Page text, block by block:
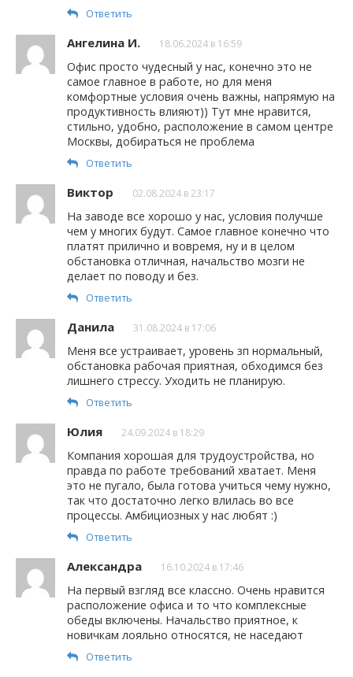
Ответить
Ангелина И. 18.06.2024 в 16:59
Офис просто чудесный у нас, конечно это не
самое главное в работе, но для меня
комфортные условия очень важны, напрямую на
продуктивность влияют)) Тут мне нравится,
стильно, удобно, расположение в самом центре
Москвы, добираться не проблема
Ответить
Виктор 02.08.2024 в 23:17
На заводе все хорошо у нас, условия получше
чем у многих будут. Самое главное конечно что
платят прилично и вовремя, ну и в целом
обстановка отличная, начальство мозги не
делает по поводу и без.
Ответить
Данила 31.08.2024 в 17:06
Меня все устраивает, уровень зп нормальный,
обстановка рабочая приятная, обходимся без
лишнего стрессу. Уходить не планирую.
Ответить
Юлия 24.09.2024 в 18:29
Компания хорошая для трудоустройства, но
правда по работе требований хватает. Меня
это не пугало, была готова учиться чему нужно,
так что достаточно легко влилась во все
процессы. Амбициозных у нас любят :)
Ответить
Александра 16.10.2024 в 17:46
На первый взгляд все классно. Очень нравится
расположение офиса и то что комплексные
обеды включены. Начальство приятное, к
новичкам лояльно относятся, не наседают
Ответить